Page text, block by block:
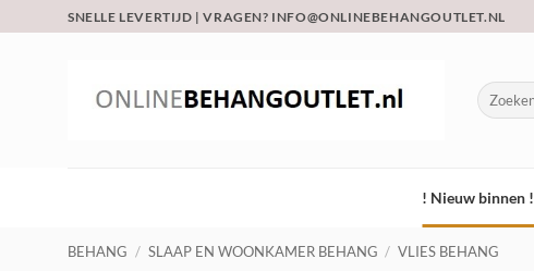
naar
SNELLE LEVERTIJD | VRAGEN? INFO@ONLINEBEHANGOUTLET.NL
Zoeken
naar:
! Nieuw binnen !
BEHANG / SLAAP EN WOONKAMER BEHANG / VLIES BEHANG